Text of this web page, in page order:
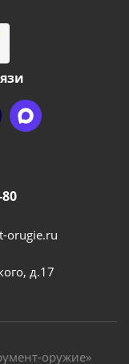
orugie.ru
д.17
оружие»